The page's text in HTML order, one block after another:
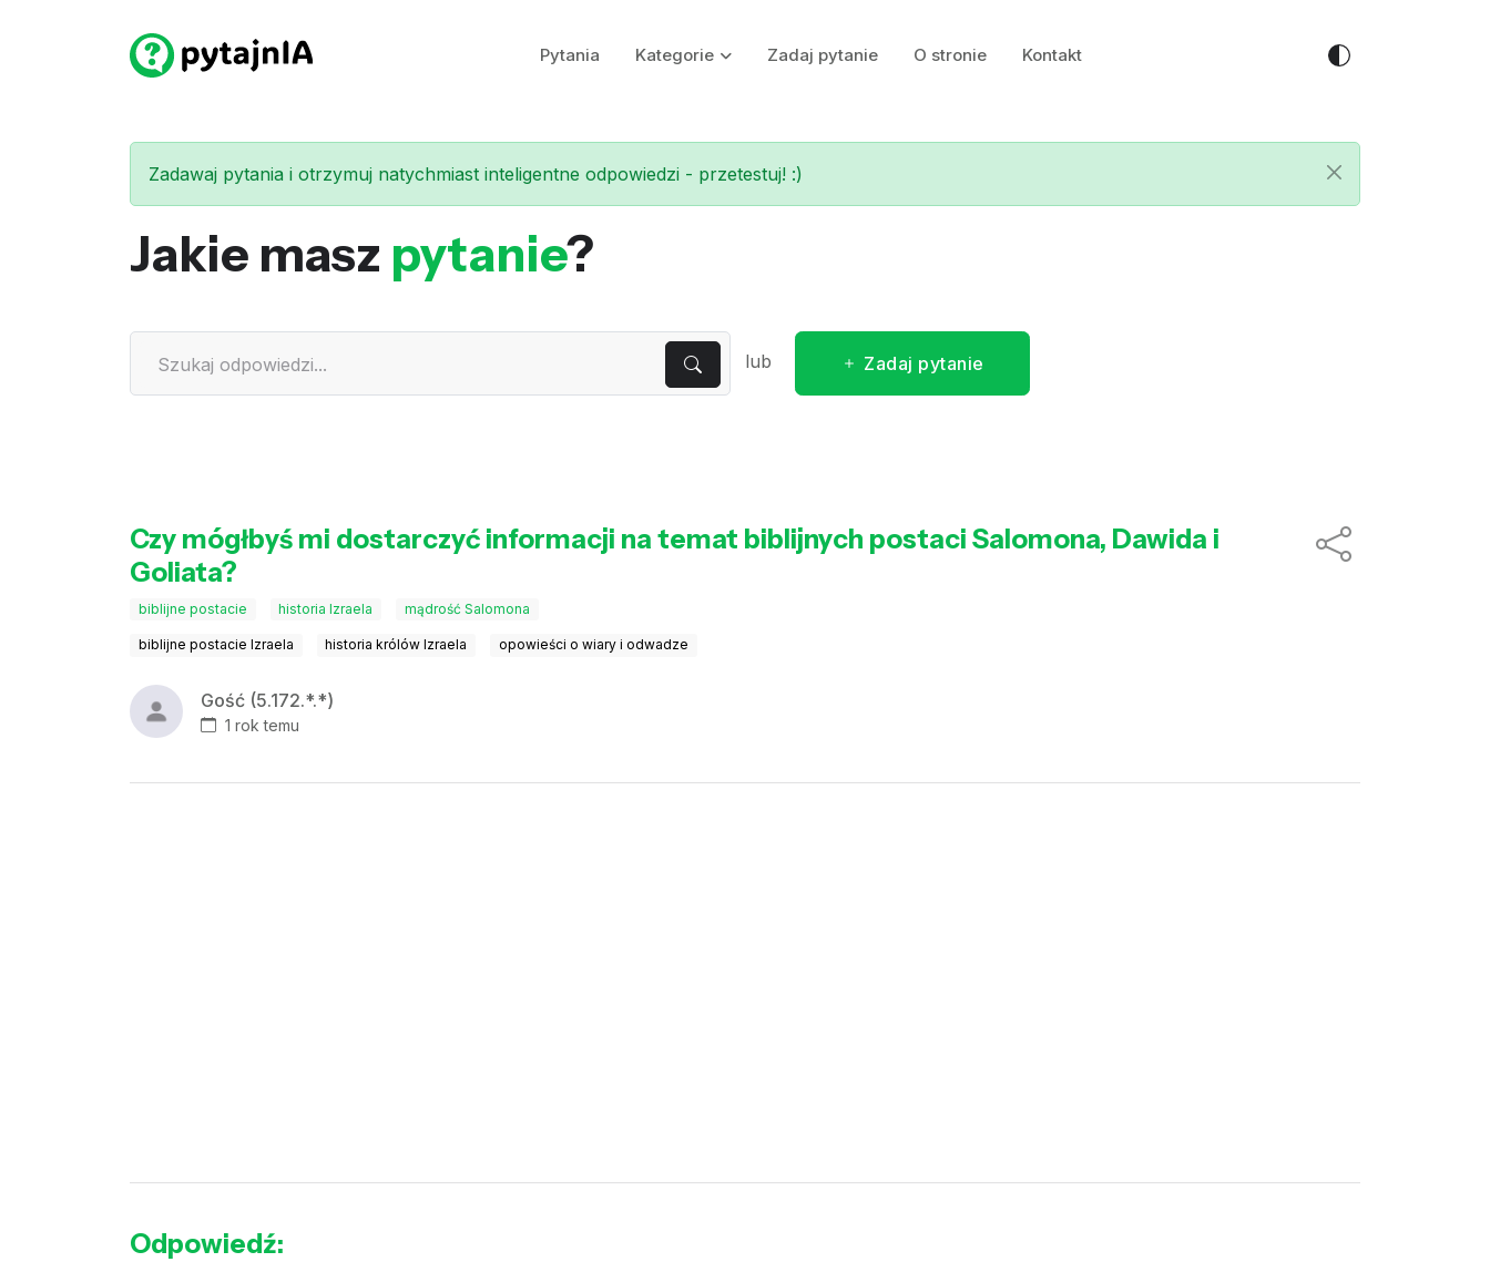
Pytania Kategorie Zadaj pytanie O stronie Kontakt
Zadawaj pytania i otrzymuj natychmiast inteligentne odpowiedzi - przetestuj! :)
Jakie masz pytanie?
lub Zadaj pytanie
Czy mógłbyś mi dostarczyć informacji na temat biblijnych postaci Salomona, Dawida i
Goliata?
biblijne postacie historia Izraela mądrość Salomona
biblijne postacie Izraela historia królów Izraela opowieści o wiary i odwadze
Gość (5.172.*.*)
1 rok temu
Odpowiedź: